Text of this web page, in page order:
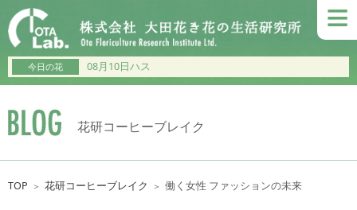
≡
今日の花 08月10日ハス
花研コーヒーブレイク
TOP ＞ 花研コーヒーブレイク ＞ 働く女性 ファッションの未来